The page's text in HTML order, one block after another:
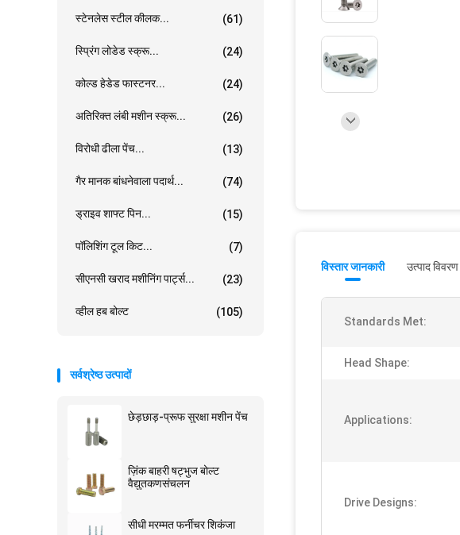
स्टेनलेस स्टील कीलक... (61)
स्प्रिंग लोडेड स्क्रू... (24)
कोल्ड हेडेड फास्टनर... (24)
अतिरिक्त लंबी मशीन स्क्रू... (26)
विरोधी ढीला पेंच... (13)
गैर मानक बांधनेवाला पदार्थ... (74)
ड्राइव शाफ्ट पिन... (15)
पॉलिशिंग टूल किट... (7)
सीएनसी खराद मशीनिंग पार्ट्स... (23)
व्हील हब बोल्ट (105)
सर्वश्रेष्ठ उत्पादों
छेड़छाड़-प्रूफ सुरक्षा मशीन पेंच
ज़िंक बाहरी षट्भुज बोल्ट
वैद्युतकणसंचलन
सीधी मरम्मत फर्नीचर शिकंजा
विस्तार जानकारी उत्पाद विवरण
Standards Met:
Head Shape:
Applications:
Drive Designs: